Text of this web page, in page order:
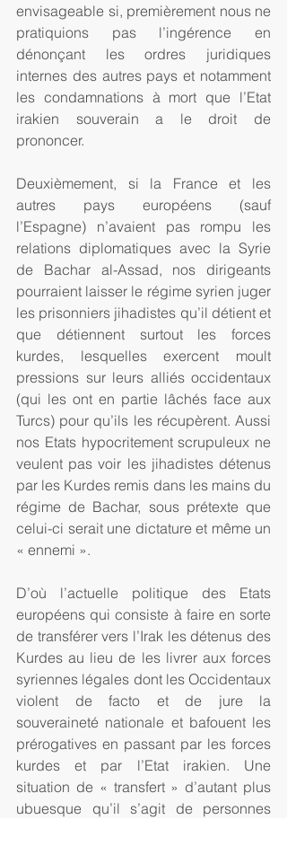
envisageable si, premièrement nous ne
pratiquions pas l’ingérence en
dénonçant les ordres juridiques
internes des autres pays et notamment
les condamnations à mort que l’Etat
irakien souverain a le droit de
prononcer.
Deuxièmement, si la France et les
autres pays européens (sauf
l’Espagne) n’avaient pas rompu les
relations diplomatiques avec la Syrie
de Bachar al-Assad, nos dirigeants
pourraient laisser le régime syrien juger
les prisonniers jihadistes qu’il détient et
que détiennent surtout les forces
kurdes, lesquelles exercent moult
pressions sur leurs alliés occidentaux
(qui les ont en partie lâchés face aux
Turcs) pour qu’ils les récupèrent. Aussi
nos Etats hypocritement scrupuleux ne
veulent pas voir les jihadistes détenus
par les Kurdes remis dans les mains du
régime de Bachar, sous prétexte que
celui-ci serait une dictature et même un
« ennemi ».
D’où l’actuelle politique des Etats
européens qui consiste à faire en sorte
de transférer vers l’Irak les détenus des
Kurdes au lieu de les livrer aux forces
syriennes légales dont les Occidentaux
violent de facto et de jure la
souveraineté nationale et bafouent les
prérogatives en passant par les forces
kurdes et par l’Etat irakien. Une
situation de « transfert » d’autant plus
ubuesque qu’il s’agit de personnes